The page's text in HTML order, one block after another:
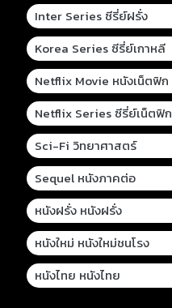
Inter Series ซีรี่ย์ฝรั่ง
Korea Series ซีรี่ย์เกาหลี
Netflix Movie หนังเน็ตฟิก
Netflix Series ซีรี่ย์เน็ตฟิก
Sci-Fi วิทยาศาสตร์
Sequel หนังภาคต่อ
หนังฝรั่ง หนังฝรั่ง
หนังใหม่ หนังใหม่ชนโรง
หนังไทย หนังไทย